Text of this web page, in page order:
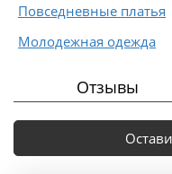
Повседневные платья
Молодежная одежда
Отзывы